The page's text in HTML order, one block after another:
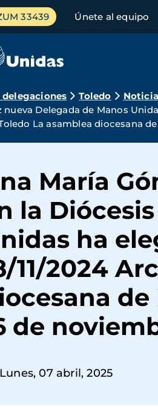
33439 Únete al equipo
delegaciones Toledo
nueva Delegada de Manos
La asamblea diocesana
María
la
ha
11/2024
de
de
Lunes, 07 abril, 2025